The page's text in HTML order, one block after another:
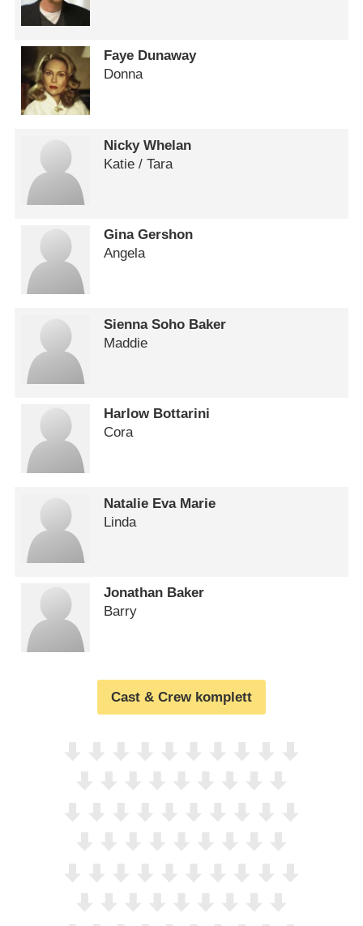
Faye Dunaway
Donna
Nicky Whelan
Katie /​ Tara
Gina Gershon
Angela
Sienna Soho Baker
Maddie
Harlow Bottarini
Cora
Natalie Eva Marie
Linda
Jonathan Baker
Barry
Cast & Crew komplett